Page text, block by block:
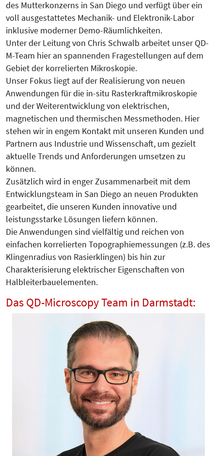
des Mutterkonzerns in San Diego und verfügt über ein
voll ausgestattetes Mechanik- und Elektronik-Labor
inklusive moderner Demo-Räumlichkeiten.
Unter der Leitung von Chris Schwalb arbeitet unser QD-
M-Team hier an spannenden Fragestellungen auf dem
Gebiet der korrelierten Mikroskopie.
Unser Fokus liegt auf der Realisierung von neuen
Anwendungen für die in-situ Rasterkraftmikroskopie
und der Weiterentwicklung von elektrischen,
magnetischen und thermischen Messmethoden. Hier
stehen wir in engem Kontakt mit unseren Kunden und
Partnern aus Industrie und Wissenschaft, um gezielt
aktuelle Trends und Anforderungen umsetzen zu
können.
Zusätzlich wird in enger Zusammenarbeit mit dem
Entwicklungsteam in San Diego an neuen Produkten
gearbeitet, die unseren Kunden innovative und
leistungsstarke Lösungen liefern können.
Die Anwendungen sind vielfältig und reichen von
einfachen korrelierten Topographiemessungen (z.B. des
Klingenradius von Rasierklingen) bis hin zur
Charakterisierung elektrischer Eigenschaften von
Halbleiterbauelementen.
Das QD-Microscopy Team in Darmstadt: